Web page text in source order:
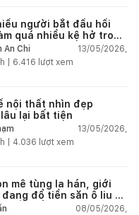
người bắt đầu hối
quá nhiều kệ hở trong
An Chi
13/05/2026,
| 6.416 lượt xem
nội thất nhìn đẹp
lại bất tiện
13/05/2026,
| 4.036 lượt xem
mê tùng la hán, giới
đổ tiền săn ô liu cổ
Âu về ban công08/05/2026,